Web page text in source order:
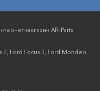
магазин AR-Parts
Ford Focus 3, Ford Mondeo,